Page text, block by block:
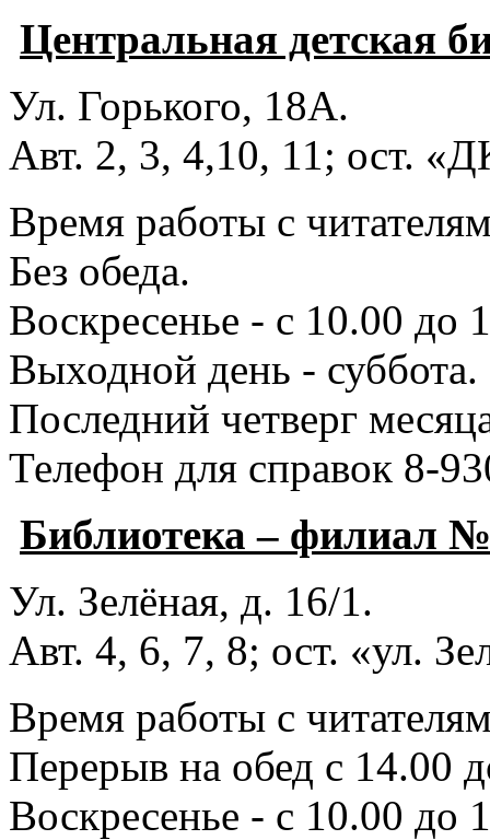
Центральная детская
Ул. Горького, 18А.
Авт. 2, 3, 4,10, 11; ост.
Время работы с
Без обеда.
Воскресенье - с 10.00 до
Выходной день - суббота.
Последний четверг
Телефон для справок 8-
Библиотека – филиал
Ул. Зелёная, д. 16/1.
Авт. 4, 6, 7, 8; ост. «ул.
Время работы с
Перерыв на обед с 14.00
Воскресенье - с 10.00 до